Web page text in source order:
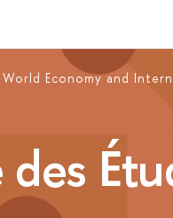
Economy and